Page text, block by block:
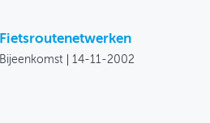
Fietsroutenetwerken
Bijeenkomst 14-11-2002